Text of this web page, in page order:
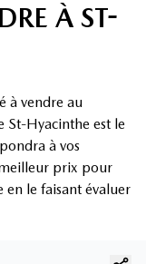
À ST-
à vendre au
St-Hyacinthe est le
à vos
prix pour
en le faisant évaluer